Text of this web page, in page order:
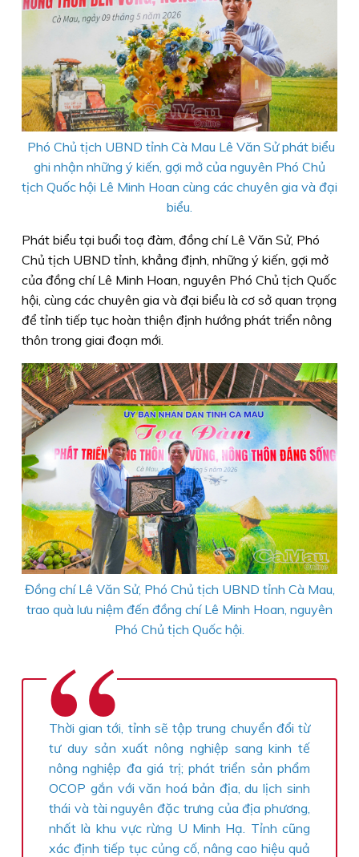
Phó Chủ tịch UBND tỉnh Cà Mau Lê Văn Sử phát biểu
ghi nhận những ý kiến, gợi mở của nguyên Phó Chủ
tịch Quốc hội Lê Minh Hoan cùng các chuyên gia và đại
biểu.
Phát biểu tại buổi toạ đàm, đồng chí Lê Văn Sử, Phó
Chủ tịch UBND tỉnh, khẳng định, những ý kiến, gợi mở
của đồng chí Lê Minh Hoan, nguyên Phó Chủ tịch Quốc
hội, cùng các chuyên gia và đại biểu là cơ sở quan trọng
để tỉnh tiếp tục hoàn thiện định hướng phát triển nông
thôn trong giai đoạn mới.
Đồng chí Lê Văn Sử, Phó Chủ tịch UBND tỉnh Cà Mau,
trao quà lưu niệm đến đồng chí Lê Minh Hoan, nguyên
Phó Chủ tịch Quốc hội.
Thời gian tới, tỉnh sẽ tập trung chuyển đổi từ
tư duy sản xuất nông nghiệp sang kinh tế
nông nghiệp đa giá trị; phát triển sản phẩm
OCOP gắn với văn hoá bản địa, du lịch sinh
thái và tài nguyên đặc trưng của địa phương,
nhất là khu vực rừng U Minh Hạ. Tỉnh cũng
xác định tiếp tục củng cố, nâng cao hiệu quả